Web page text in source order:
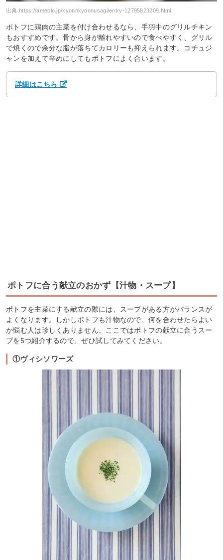
出典: https://ameblo.jp/kyonnkyonnusagi/entry-12795823209.html
ポトフに鶏肉の主菜を付け合わせるなら、手羽中のグリルチキン
もおすすめです。骨から身が離れやすいので食べやすく、グリル
で焼くので余分な脂が落ちてカロリーも抑えられます。コチュジ
ャンを加えて辛めにしてもポトフによく合います。
詳細はこちら
ポトフに合う献立のおかず【汁物・スープ】
ポトフを主菜にする献立の際には、スープがある方がバランスが
よくなります。しかしポトフも汁物なので、何を合わせたらよい
か悩む人は珍しくありません。ここではポトフの献立に合うスー
プを5つ紹介するので、ぜひ試してみてください。
①ヴィシソワーズ